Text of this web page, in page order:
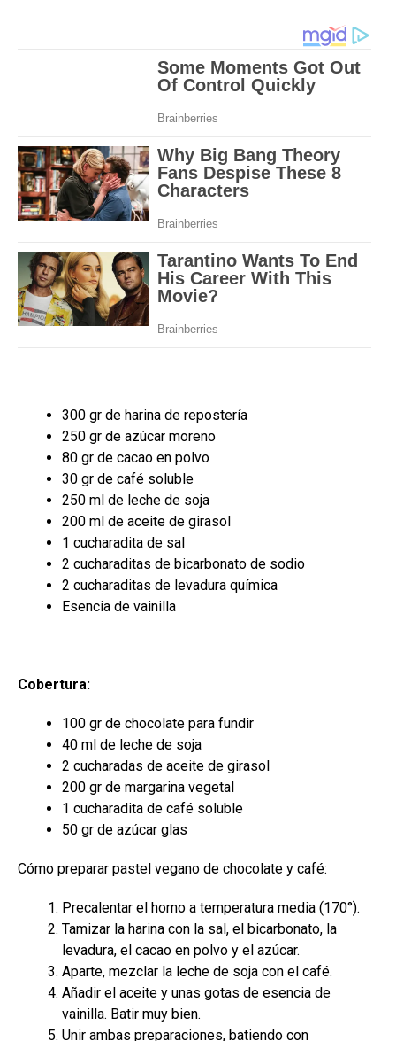
300 gr de harina de repostería
250 gr de azúcar moreno
80 gr de cacao en polvo
30 gr de café soluble
250 ml de leche de soja
200 ml de aceite de girasol
1 cucharadita de sal
2 cucharaditas de bicarbonato de sodio
2 cucharaditas de levadura química
Esencia de vainilla
Cobertura:
100 gr de chocolate para fundir
40 ml de leche de soja
2 cucharadas de aceite de girasol
200 gr de margarina vegetal
1 cucharadita de café soluble
50 gr de azúcar glas
Cómo preparar pastel vegano de chocolate y café:
Precalentar el horno a temperatura media (170°).
Tamizar la harina con la sal, el bicarbonato, la
levadura, el cacao en polvo y el azúcar.
Aparte, mezclar la leche de soja con el café.
Añadir el aceite y unas gotas de esencia de
vainilla. Batir muy bien.
Unir ambas preparaciones, batiendo con